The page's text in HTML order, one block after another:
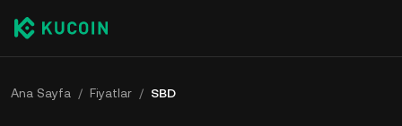
Ana Sayfa / Fiyatlar / SBD